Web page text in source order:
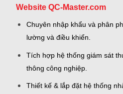
Website QC-Master.com
Chuyên nhập khẩu và phân
lường và điều khiển.
Tích hợp hệ thống giám sát
thông công nghiệp.
Thiết kế & lắp đặt hệ thống